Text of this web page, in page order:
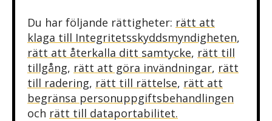
Du har följande rättigheter: rätt att
klaga till Integritetsskyddsmyndigheten,
rätt att återkalla ditt samtycke, rätt till
tillgång, rätt att göra invändningar, rätt
till radering, rätt till rättelse, rätt att
begränsa personuppgiftsbehandlingen
och rätt till dataportabilitet.